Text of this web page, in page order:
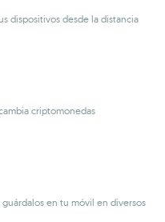
dispositivos desde la distancia
criptomonedas
guárdalos en tu móvil en diversos